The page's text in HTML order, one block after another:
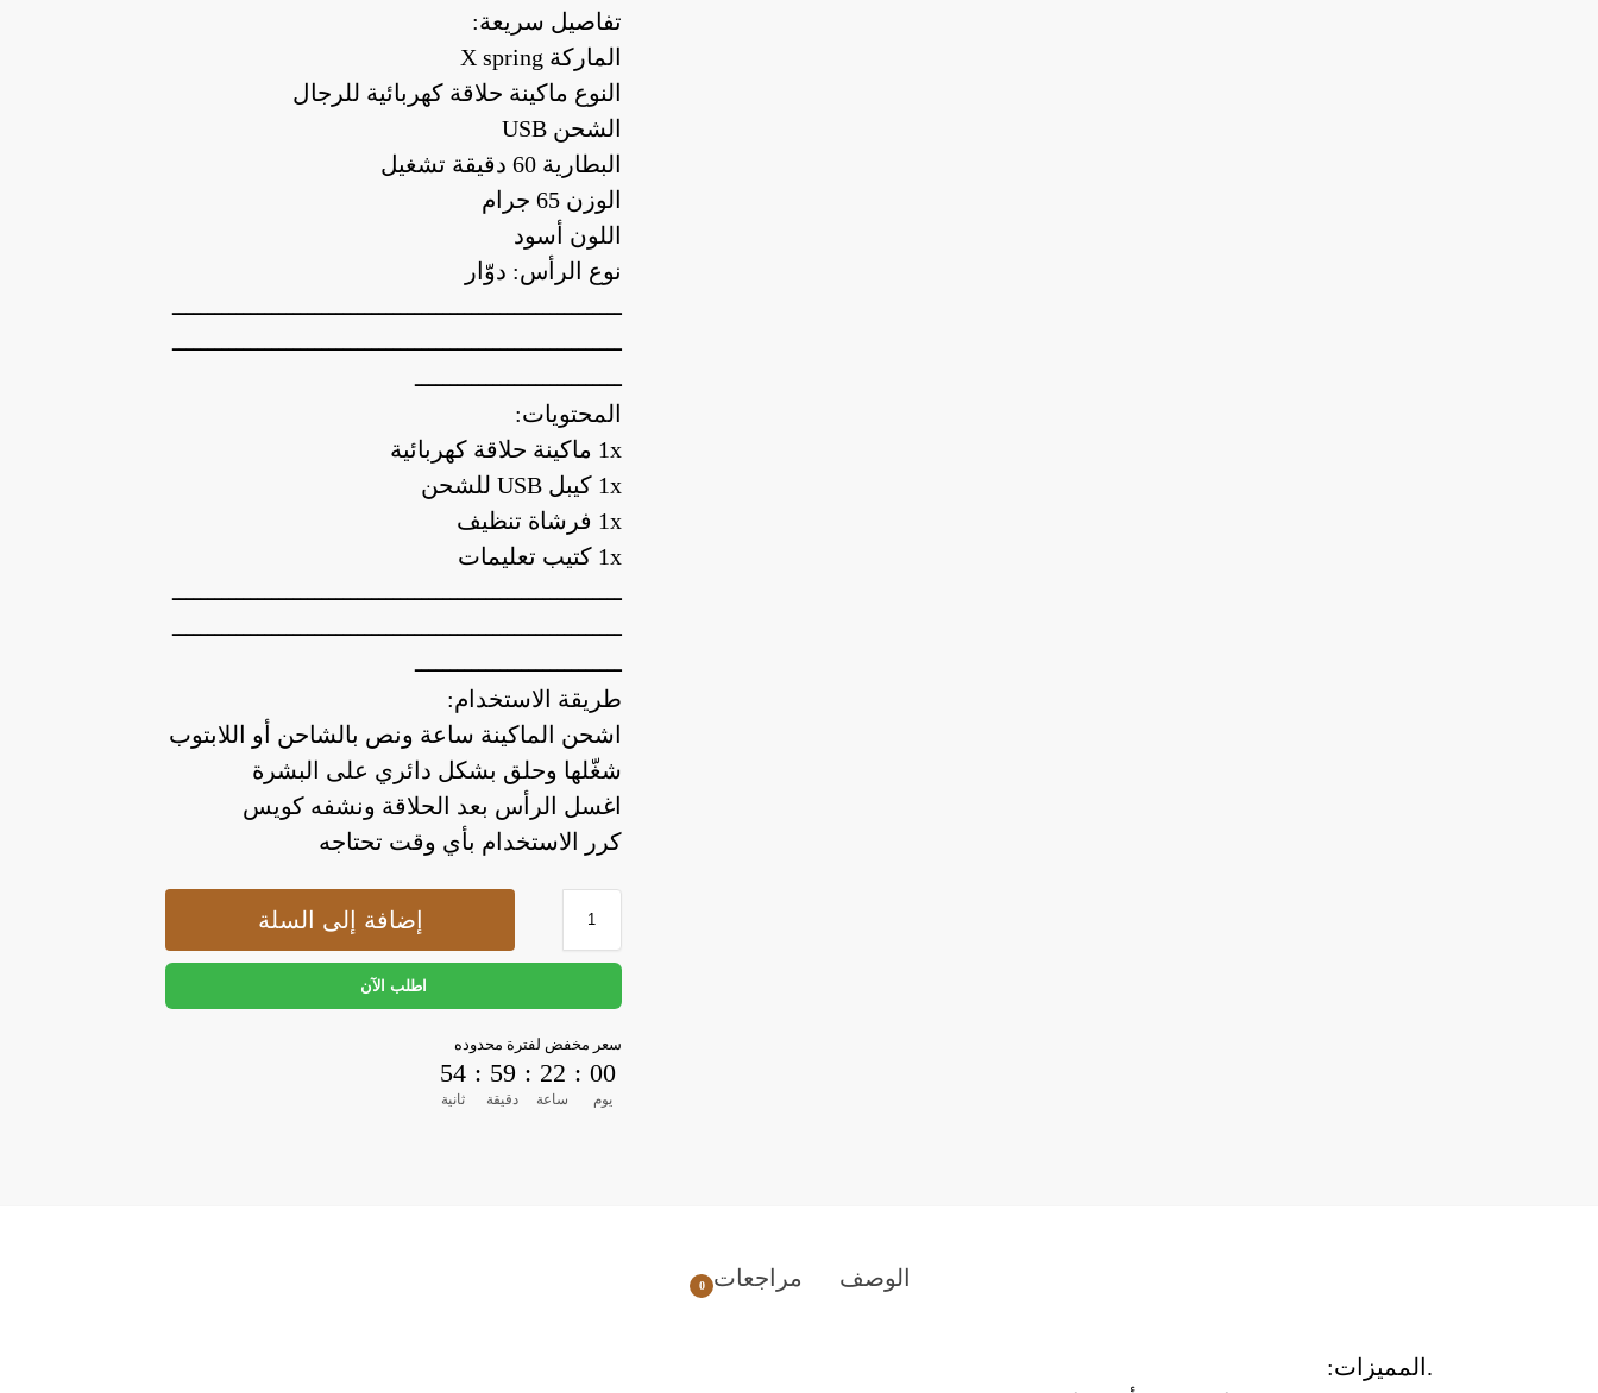
تفاصيل سريعة:
الماركة X spring
النوع ماكينة حلاقة كهربائية للرجال
الشحن USB
البطارية 60 دقيقة تشغيل
الوزن 65 جرام
اللون أسود
نوع الرأس: دوّار
ـــــــــــــــــــــــــــــــــــــــــــــــــــــــــــــــ
ـــــــــــــــــــــــــــــــــــــــــــــــــــــــــــــــ
ـــــــــــــــــــــــــــــ
المحتويات:
1x ماكينة حلاقة كهربائية
1x كيبل USB للشحن
1x فرشاة تنظيف
1x كتيب تعليمات
ـــــــــــــــــــــــــــــــــــــــــــــــــــــــــــــــ
ـــــــــــــــــــــــــــــــــــــــــــــــــــــــــــــــ
ـــــــــــــــــــــــــــــ
طريقة الاستخدام:
اشحن الماكينة ساعة ونص بالشاحن أو اللابتوب
شغّلها وحلق بشكل دائري على البشرة
اغسل الرأس بعد الحلاقة ونشفه كويس
كرر الاستخدام بأي وقت تحتاجه
إضافة إلى السلة
اطلب الآن
سعر مخفض لفترة محدوده
00
يوم
:
22
ساعة
:
59
دقيقة
:
53
ثانية
الوصف مراجعات 0
.المميزات: